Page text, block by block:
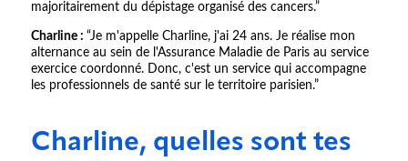
majoritairement du dépistage organisé des cancers.”
Charline : “Je m'appelle Charline, j'ai 24 ans. Je réalise mon
alternance au sein de l'Assurance Maladie de Paris au service
exercice coordonné. Donc, c'est un service qui accompagne
les professionnels de santé sur le territoire parisien.”
Charline, quelles sont tes